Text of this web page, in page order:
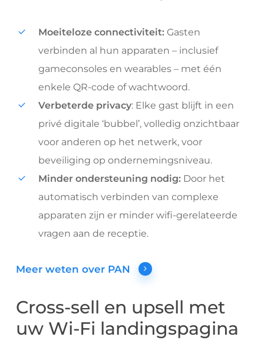
Moeiteloze connectiviteit:Gasten
verbinden al hun apparaten – inclusief
gameconsoles en wearables – met één
enkele QR-code of wachtwoord.
Verbeterde privacy: Elke gast blijft in een
privé digitale ‘bubbel’, volledig onzichtbaar
voor anderen op het netwerk, voor
beveiliging op ondernemingsniveau.
Minder ondersteuning nodig:Door het
automatisch verbinden van complexe
apparaten zijn er minder wifi-gerelateerde
vragen aan de receptie.
Meer weten over PAN
Cross-sell en upsell met
uw Wi-Fi landingspagina